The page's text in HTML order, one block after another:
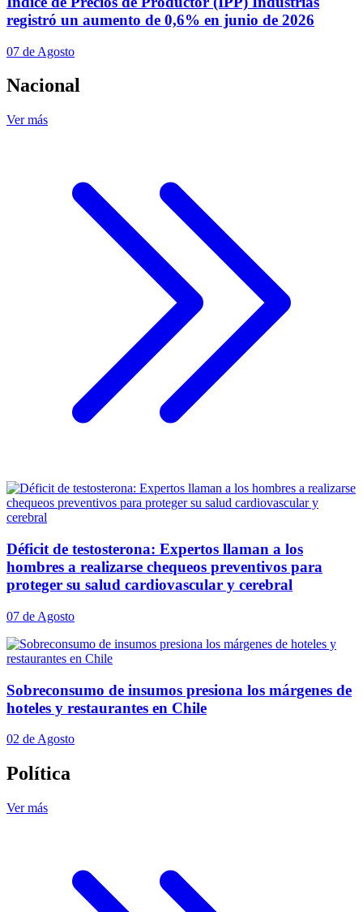
registró un aumento de 0,6% en junio de 2026
07 de Agosto
Nacional
Ver más
Déficit de testosterona: Expertos llaman a los
hombres a realizarse chequeos preventivos para
proteger su salud cardiovascular y cerebral
07 de Agosto
Sobreconsumo de insumos presiona los márgenes de
hoteles y restaurantes en Chile
02 de Agosto
Política
Ver más